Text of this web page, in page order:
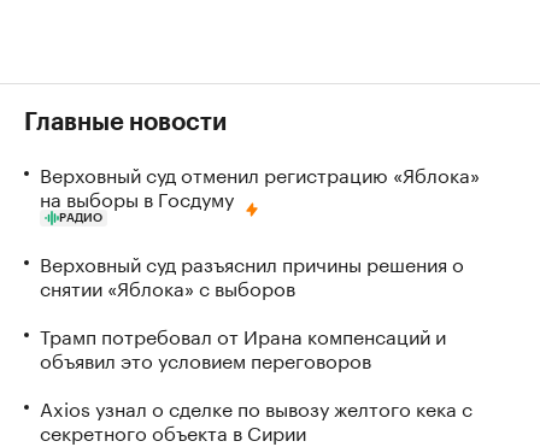
Главные новости
Верховный суд отменил регистрацию «Яблока»
на выборы в Госдуму
РАДИО
Верховный суд разъяснил причины решения о
снятии «Яблока» с выборов
Трамп потребовал от Ирана компенсаций и
объявил это условием переговоров
Axios узнал о сделке по вывозу желтого кека с
секретного объекта в Сирии